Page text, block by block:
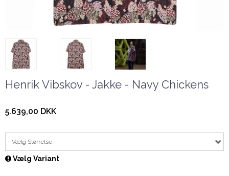
Henrik Vibskov - Jakke - Navy Chickens
5.639,00 DKK
Vælg Størrelse
Vælg Variant